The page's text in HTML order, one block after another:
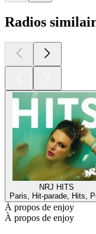
Radios
NRJ HITS
Paris, Hit-parade, Hits,
À propos de enjoy
À propos de enjoy